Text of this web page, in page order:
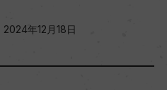
2024年12月18日